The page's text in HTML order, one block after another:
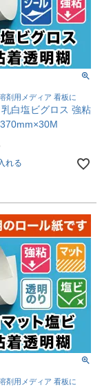
剤用メディア 看板に
乳白塩ビグロス 強粘
れる
剤用メディア 看板に